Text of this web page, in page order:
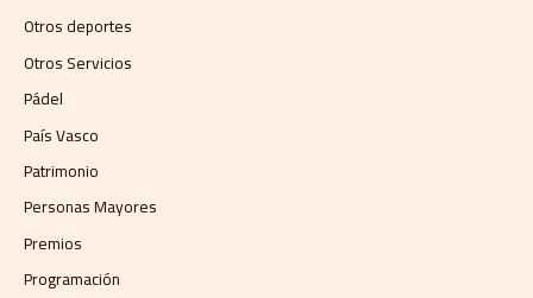
Otros deportes
Otros Servicios
Pádel
País Vasco
Patrimonio
Personas Mayores
Premios
Programación